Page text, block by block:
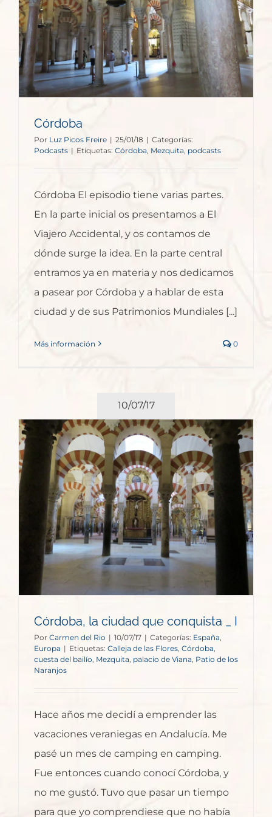
Córdoba
Por Luz Picos Freire | 25/01/18 | Categorías:
Podcasts | Etiquetas: Córdoba, Mezquita podcasts
Córdoba El episodio tiene varias partes.
En la parte inicial os presentamos a El
Viajero Accidental, y os contamos de
dónde surge la idea. En la parte central
entramos ya en materia y nos dedicamos
a pasear por Córdoba y a hablar de esta
ciudad y de sus Patrimonios Mundiales [...]
Más información 0
10/07/17
Córdoba, la ciudad que conquista _ I
Por Carmen del Rio | 10/07/17 | Categorías: España,
Europa | Etiquetas: Calleja de las Flores, Córdoba,
cuesta del bailío, Mezquita, palacio de Viana, Patio de los
Naranjos
Hace años me decidí a emprender las
vacaciones veraniegas en Andalucía. Me
pasé un mes de camping en camping.
Fue entonces cuando conocí Córdoba, y
no me gustó. Tuvo que pasar un tiempo
para que yo comprendiese que no había